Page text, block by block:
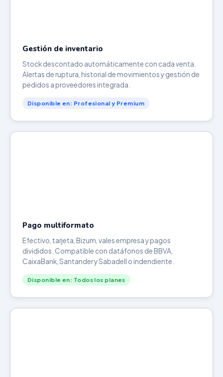
Gestión de inventario
Stock descontado automáticamente con cada venta.
Alertas de ruptura, historial de movimientos y gestión de
pedidos a proveedores integrada.
Disponible en: Profesional y Premium
Pago multiformato
Efectivo, tarjeta, Bizum, vales empresa y pagos
divididos. Compatible con datáfonos de BBVA,
CaixaBank, Santander y Sabadell o indendiente.
Disponible en: Todos los planes